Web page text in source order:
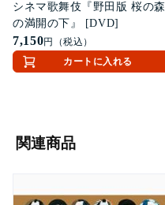
シネマ歌舞伎『野田版 桜の森
の満開の下』 [DVD]
7,150円（税込）
カートに入れる
関連商品